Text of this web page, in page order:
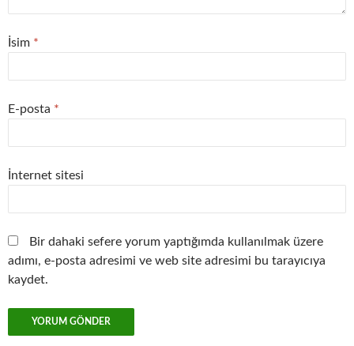
İsim *
E-posta *
İnternet sitesi
Bir dahaki sefere yorum yaptığımda kullanılmak üzere
adımı, e-posta adresimi ve web site adresimi bu tarayıcıya
kaydet.